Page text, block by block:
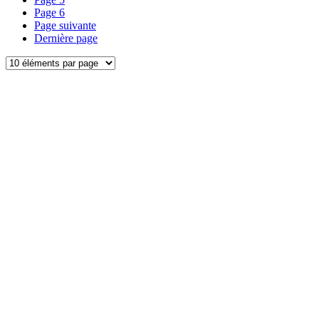
Page 6
Page suivante
Dernière page